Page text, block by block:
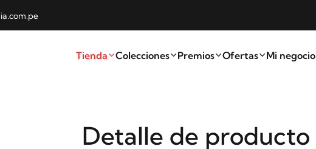
Tienda Colecciones Premios Ofertas Mi negocio
Detalle de producto